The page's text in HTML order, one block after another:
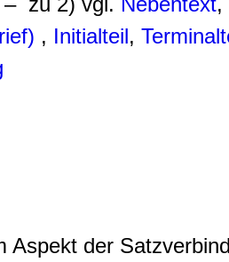
, Initialteil,
Aspekt der